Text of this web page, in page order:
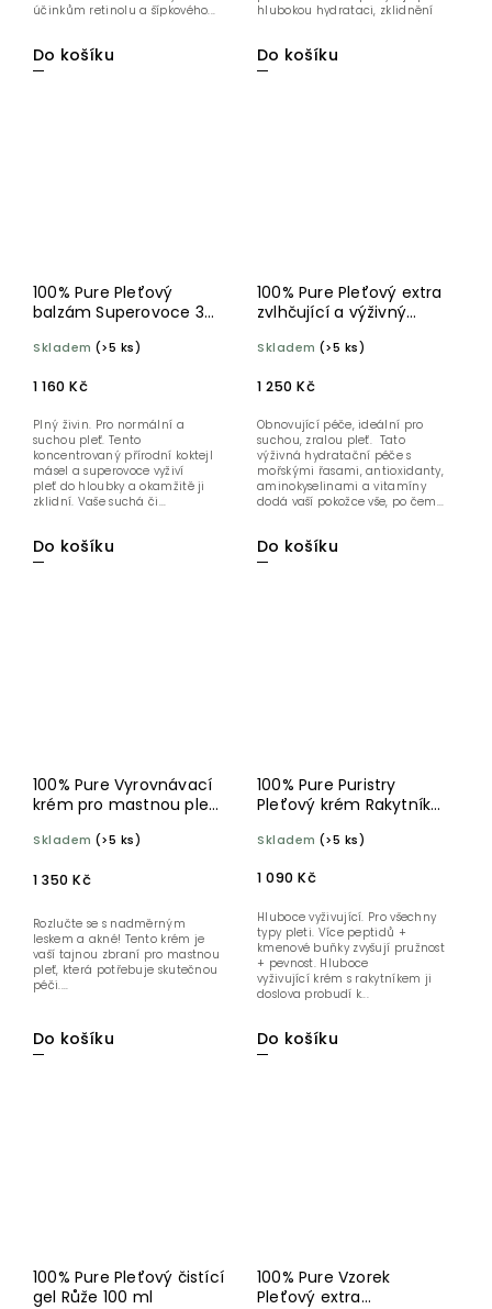
Do košíku
účinkům retinolu a šípkového...
Do košíku
hlubokou hydrataci, zklidnění
100% Pure Pleťový
balzám Superovoce 30
Skladem (>5 ks)
1 160 Kč
Do košíku
Plný živin. Pro normální a
suchou pleť. Tento
koncentrovaný přírodní koktejl
másel a superovoce vyživí
pleť do hloubky a okamžitě ji
zklidní. Vaše suchá či...
100% Pure Pleťový extra
zvlhčující a výživný
kultury 40 ml
Skladem (>5 ks)
1 250 Kč
Do košíku
Obnovující péče, ideální pro
suchou, zralou pleť. Tato
výživná hydratační péče s
mořskými řasami, antioxidanty,
aminokyselinami a vitamíny
dodá vaší pokožce vše, po čem...
100% Pure Vyrovnávací
krém pro mastnou pleť
Skladem (>5 ks)
1 350 Kč
Do košíku
Rozlučte se s nadměrným
leskem a akné! Tento krém je
vaší tajnou zbraní pro mastnou
pleť, která potřebuje skutečnou
péči....
100% Pure Puristry
Pleťový krém Rakytník
Skladem (>5 ks)
1 090 Kč
Do košíku
Hluboce vyživující. Pro všechny
typy pleti. Více peptidů +
kmenové buňky zvyšují pružnost
+ pevnost. Hluboce
vyživující krém s rakytníkem ji
doslova probudí k...
100% Pure Pleťový čistící
gel Růže 100 ml
100% Pure Vzorek
Pleťový extra